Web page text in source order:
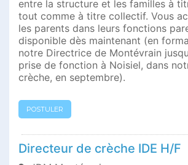
entre la structure et les familles à
tout comme à titre collectif. Vous
les parents dans leurs fonctions
disponible dès maintenant (en
notre Directrice de Montévrain
prise de fonction à Noisiel, dans
crèche, en septembre).
POSTULER
Directeur de crèche IDE H/F